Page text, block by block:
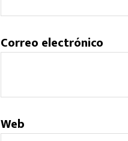
Correo electrónico
Web